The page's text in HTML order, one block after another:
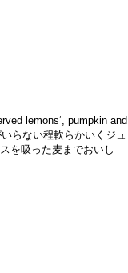
lemons‘, pumpkin and
らない程軟らかいくジュ
を吸った麦までおいし